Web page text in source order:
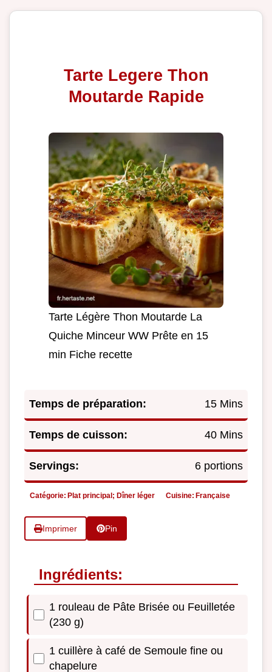
Tarte Legere Thon
Moutarde Rapide
Tarte Légère Thon Moutarde La
Quiche Minceur WW Prête en 15
min Fiche recette
Temps de préparation: 15 Mins
Temps de cuisson: 40 Mins
Servings: 6 portions
Catégorie: Plat principal; Dîner léger Cuisine: Française
Imprimer Pin
Ingrédients:
1 rouleau de Pâte Brisée ou Feuilletée
(230 g)
1 cuillère à café de Semoule fine ou
chapelure